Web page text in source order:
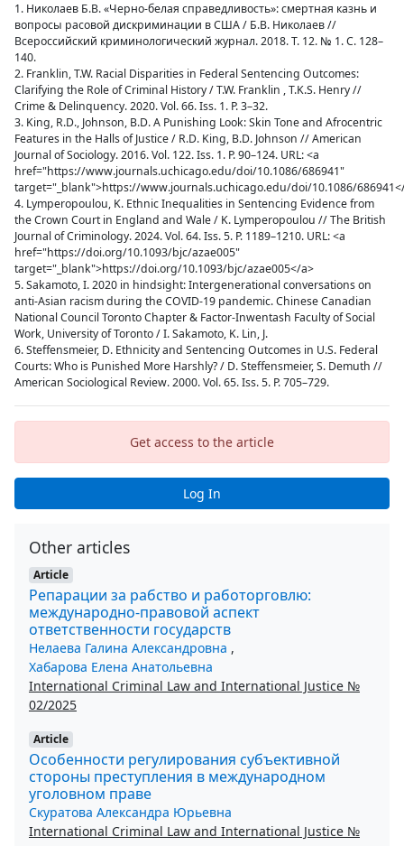
1. Николаев Б.В. «Черно-белая справедливость»: смертная казнь и
вопросы расовой дискриминации в США / Б.В. Николаев //
Всероссийский криминологический журнал. 2018. Т. 12. № 1. С. 128–
140.
2. Franklin, T.W. Racial Disparities in Federal Sentencing Outcomes:
Clarifying the Role of Criminal History / T.W. Franklin , T.K.S. Henry //
Crime & Delinquency. 2020. Vol. 66. Iss. 1. P. 3–32.
3. King, R.D., Johnson, B.D. A Punishing Look: Skin Tone and Afrocentric
Features in the Halls of Justice / R.D. King, B.D. Johnson // American
Journal of Sociology. 2016. Vol. 122. Iss. 1. P. 90–124. URL: <a
href="https://www.journals.uchicago.edu/doi/10.1086/686941"
target="_blank">https://www.journals.uchicago.edu/doi/10.1086/
4. Lymperopoulou, K. Ethnic Inequalities in Sentencing Evidence from
the Crown Court in England and Wale / K. Lymperopoulou // The British
Journal of Criminology. 2024. Vol. 64. Iss. 5. P. 1189–1210. URL: <a
href="https://doi.org/10.1093/bjc/azae005"
target="_blank">https://doi.org/10.1093/bjc/azae005</a>
5. Sakamoto, I. 2020 in hindsight: Intergenerational conversations on
anti-Asian racism during the COVID-19 pandemic. Chinese Canadian
National Council Toronto Chapter & Factor-Inwentash Faculty of Social
Work, University of Toronto / I. Sakamoto, K. Lin, J.
6. Steffensmeier, D. Ethnicity and Sentencing Outcomes in U.S. Federal
Courts: Who is Punished More Harshly? / D. Steffensmeier, S. Demuth //
American Sociological Review. 2000. Vol. 65. Iss. 5. P. 705–729.
Get access to the article
Log In
Other articles
Article
Репарации за рабство и работорговлю:
международно-правовой аспект
ответственности государств
Нелаева Галина Александровна ,
Хабарова Елена Анатольевна
International Criminal Law and International Justice №
02/2025
Article
Особенности регулирования субъективной
стороны преступления в международном
уголовном праве
Скуратова Александра Юрьевна
International Criminal Law and International Justice №